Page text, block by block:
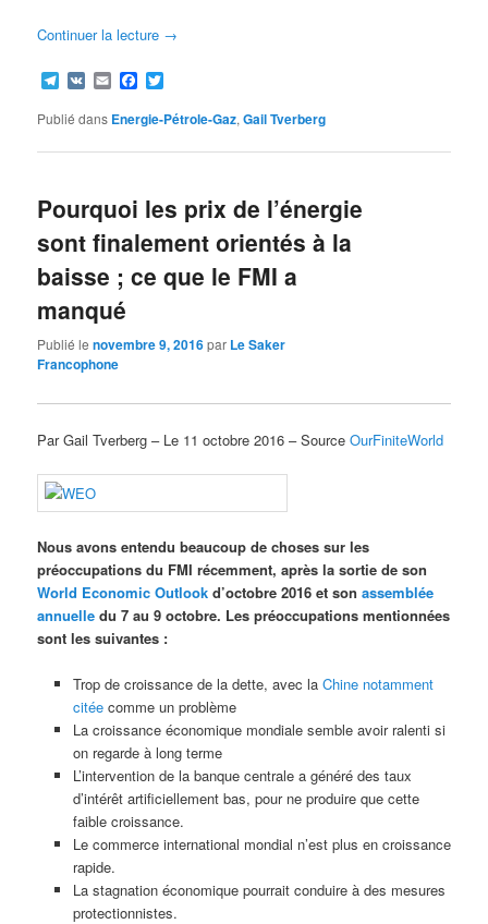
Continuer la lecture →
Telegram
VK EmailFacebook
Publié dans Energie-Pétrole-Gaz,Gail Tverberg
Pourquoi les prix de l’énergie
sont finalement orientés à la
baisse ; ce que le FMI a
manqué
Publié lenovembre 9, 2016par Le Saker
Francophone
Par Gail Tverberg – Le 11 octobre 2016 – SourceOurFiniteWorld
Nous avons entendu beaucoup de choses sur les
préoccupations du FMI récemment, après la sortie de son
World Economic Outlook d’octobre 2016 et sonassemblée
annuelle du 7 au 9 octobre. Les préoccupations mentionnées
sont les suivantes :
Trop de croissance de la dette, avec la Chine notamment
citéecomme un problème
La croissance économique mondiale semble avoir ralenti si
on regarde à long terme
L’intervention de la banque centrale a généré des taux
d’intérêt artificiellement bas, pour ne produire que cette
faible croissance.
Le commerce international mondial n’est plus en croissance
rapide.
La stagnation économique pourrait conduire à des mesures
protectionnistes.